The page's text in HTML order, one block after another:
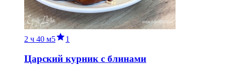
2 ч 40 м5 1
Царский курник с блинами